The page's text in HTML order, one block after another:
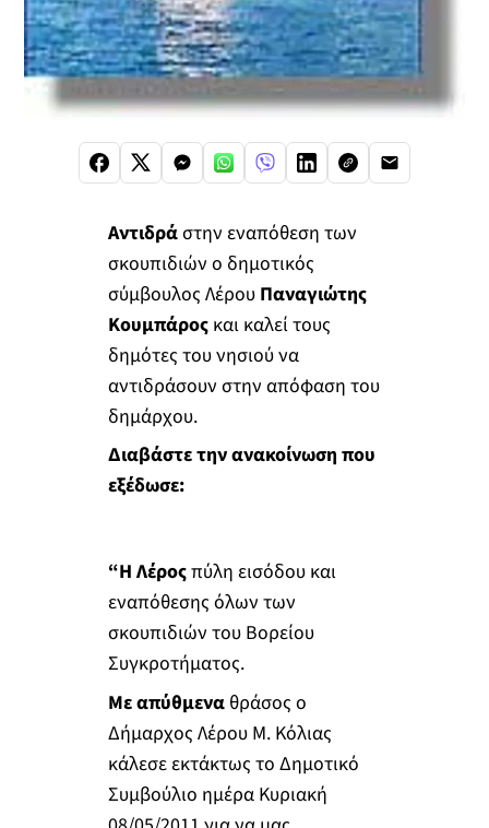
Αντιδράστην εναπόθεση των
σκουπιδιών ο δημοτικός
σύμβουλος Λέρου Παναγιώτης
Κουμπάροςκαι καλεί τους
δημότες του νησιού να
αντιδράσουν στην απόφαση του
δημάρχου.
Διαβάστε την ανακοίνωση που
εξέδωσε:
“Η Λέροςπύλη εισόδου και
εναπόθεσης όλων των
σκουπιδιών του Βορείου
Συγκροτήματος.
Με απύθμεναθράσος ο
Δήμαρχος Λέρου Μ. Κόλιας
κάλεσε εκτάκτως το Δημοτικό
Συμβούλιο ημέρα Κυριακή